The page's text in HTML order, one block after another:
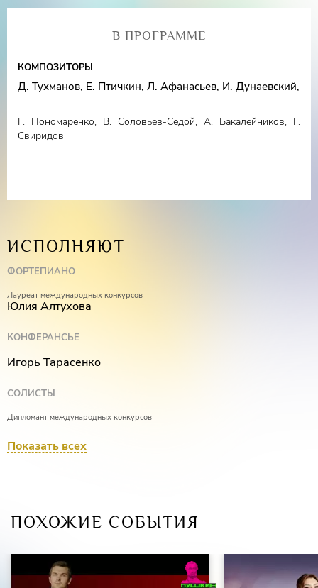
(фортепиано)
Конферансье –Игорь Тарасенко
В ПРОГРАММЕ
КОМПОЗИТОРЫ
Д. Тухманов, Е. Птичкин, Л. Афанасьев, И. Дунаевский,
Г. Пономаренко, В. Соловьев-Седой, А. Бакалейников, Г.
Свиридов
ИСПОЛНЯЮТ
ФОРТЕПИАНО
Лауреат международных конкурсов
Юлия Алтухова
КОНФЕРАНСЬЕ
Игорь Тарасенко
СОЛИСТЫ
Дипломант международных конкурсов
Дипломант международных конкурсов
Наталья Говорская
Показать всех
ПОХОЖИЕ СОБЫТИЯ